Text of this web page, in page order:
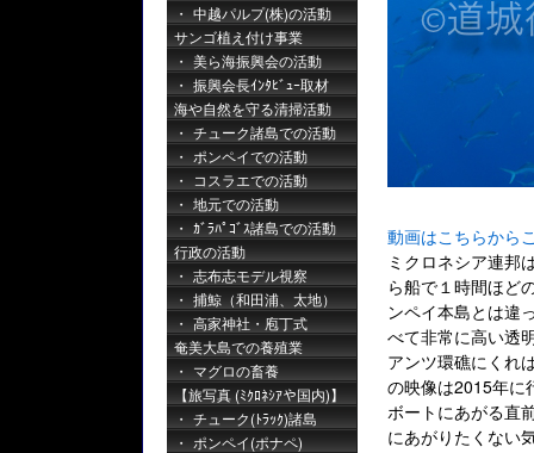
動画はこちらから
ミクロネシア連邦
ら船で１時間ほど
ンペイ本島とは違
べて非常に高い透
アンツ環礁にくれ
の映像は2015年に
ボートにあがる直
にあがりたくない
中越パルプ(株)の活動
サンゴ植え付け事業
美ら海振興会の活動
振興会長ｲﾝﾀﾋﾞｭｰ取材
海や自然を守る清掃活動
チューク諸島での活動
ポンペイでの活動
コスラエでの活動
地元での活動
ｶﾞﾗﾊﾟｺﾞｽ諸島での活動
行政の活動
志布志モデル視察
捕鯨（和田浦、太地）
高家神社・庖丁式
奄美大島での養殖業
マグロの畜養
【旅写真 (ﾐｸﾛﾈｼｱや国内)】
チューク(ﾄﾗｯｸ)諸島
ポンペイ(ポナペ)